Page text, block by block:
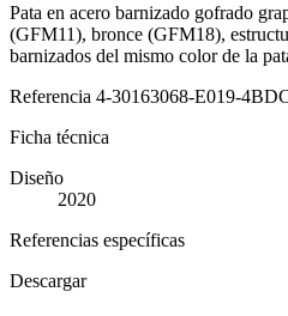
Pata en acero barnizado gofrado
(GFM11), bronce (GFM18),
barnizados del mismo color de la
Referencia 4-30163068-E019-
Ficha técnica
Diseño
2020
Referencias específicas
Descargar